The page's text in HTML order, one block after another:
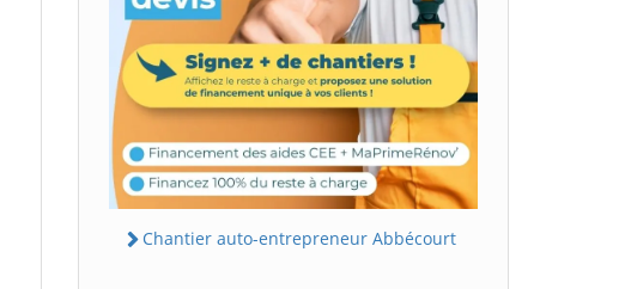
Chantier auto-entrepreneur Abbécourt